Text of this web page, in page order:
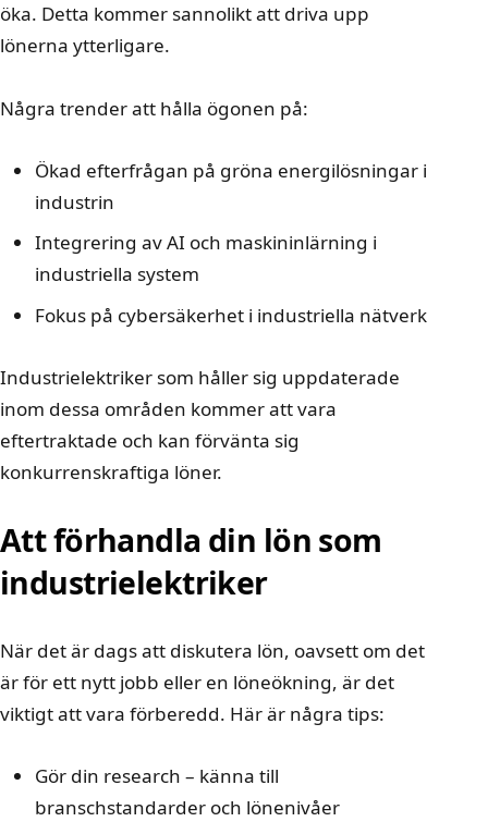
öka. Detta kommer sannolikt att driva upp
lönerna ytterligare.
Några trender att hålla ögonen på:
Ökad efterfrågan på gröna energilösningar i
industrin
Integrering av AI och maskininlärning i
industriella system
Fokus på cybersäkerhet i industriella nätverk
Industrielektriker som håller sig uppdaterade
inom dessa områden kommer att vara
eftertraktade och kan förvänta sig
konkurrenskraftiga löner.
Att förhandla din lön som
industrielektriker
När det är dags att diskutera lön, oavsett om det
är för ett nytt jobb eller en löneökning, är det
viktigt att vara förberedd. Här är några tips:
Gör din research – känna till
branschstandarder och lönenivåer